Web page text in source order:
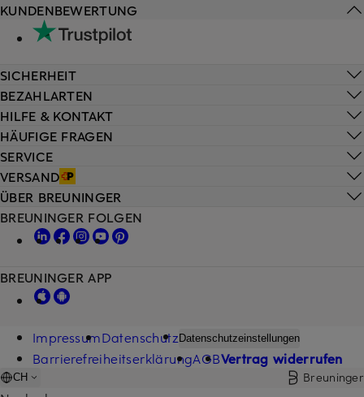
HILFE & KONTAKT
HÄUFIGE FRAGEN
SERVICE
VERSAND
KUNDENBEWERTUNG
SICHERHEIT
BEZAHLARTEN
ÜBER BREUNINGER
BREUNINGER FOLGEN
BREUNINGER APP
ImpressumDatenschutz Datenschutzeinstellungen
BarrierefreiheitserklärungAGBVertrag widerrufen
CH Breuninger